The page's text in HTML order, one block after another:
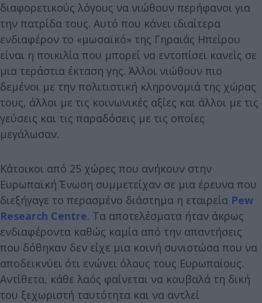
διαφορετικούς λόγους να νιώθουν περήφανοι για
την πατρίδα τους. Αυτό που κάνει ιδιαίτερα
ενδιαφέρον το «μωσαϊκό» της Γηραιάς Ηπείρου
είναι η ποικιλία που μπορεί να εντοπίσει κανείς σε
μια τεράστια έκταση γης. Άλλοι νιώθουν πιο
δεμένοι με την πολιτιστική κληρονομιά της χώρας
τους, άλλοι με τις κοινωνικές αξίες και άλλοι με τις
γεύσεις και τις παραδόσεις με τις οποίες
μεγάλωσαν.
Κάτοικοι από 25 χώρες που ανήκουν στην
Ευρωπαϊκή Ένωση συμμετείχαν σε μια έρευνα που
διεξήγαγε το περασμένο διάστημα η εταιρεία Pew
Research Centre. Τα αποτελέσματα ήταν άκρως
ενδιαφέροντα καθώς καμία από την απαντήσεις
που δόθηκαν δεν είχε μια κοινή συνιστώσα που να
αποδεικνύει ότι ενώνει όλους τους Ευρωπαίους.
Αντίθετα, κάθε λαός φαίνεται να κουβαλά τη δική
του ξεχωριστή ταυτότητα και να αντλεί